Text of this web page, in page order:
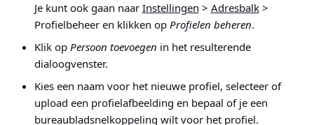
Je kunt ook gaan naar Instellingen > Adresbalk>
Profielbeheeren klikken op Profielen beheren.
Klik op Persoon toevoegen in het resulterende
dialoogvenster.
Kies een naam voor het nieuwe profiel, selecteer of
upload een profielafbeelding en bepaal of je een
bureaubladsnelkoppeling wilt voor het profiel.